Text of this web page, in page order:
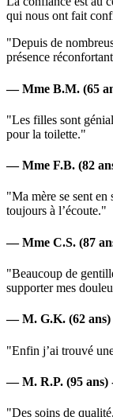
qui nous ont fait
"Depuis de
présence
— Mme B.M. (65
"Les filles sont
pour la toilette."
— Mme F.B. (82
"Ma mère se sent en
toujours à l’écoute."
— Mme C.S. (87
"Beaucoup de
supporter mes
— M. G.K. (62 ans)
"Enfin j’ai trouvé
— M. R.P. (95 ans)
"Des soins de